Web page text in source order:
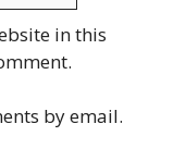
in this
by email.